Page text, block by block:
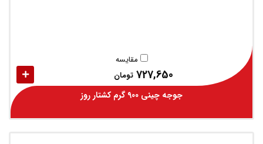
مقایسه
727,650 تومان
جوجه چینی 900 گرم کشتار روز